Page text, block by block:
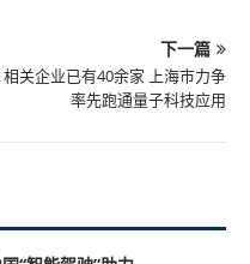
下一篇
关企业已有40余家 上海市力争
率先跑通量子科技应用